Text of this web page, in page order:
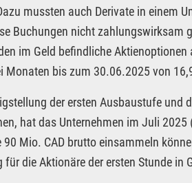
mussten auch Derivate in einem
Buchungen nicht zahlungswirksam
im Geld befindliche
Monaten bis zum 30.06.2025 von
der ersten Ausbaustufe
hat das Unternehmen im Juli
90 Mio. CAD brutto einsammeln
für die Aktionäre der ersten Stunde in